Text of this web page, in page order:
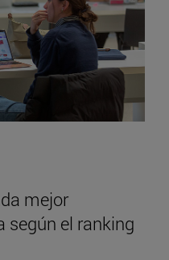
mejor
según el ranking